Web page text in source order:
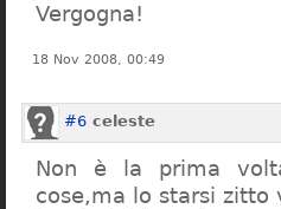
Vergogna!
18 Nov 2008, 00:49
#6 celeste
Non è la prima
cose,ma lo starsi